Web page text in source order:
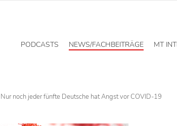
PODCASTS NEWS/FACHBEITRÄGE MT
Nur noch jeder fünfte Deutsche hat Angst vor COVID-19